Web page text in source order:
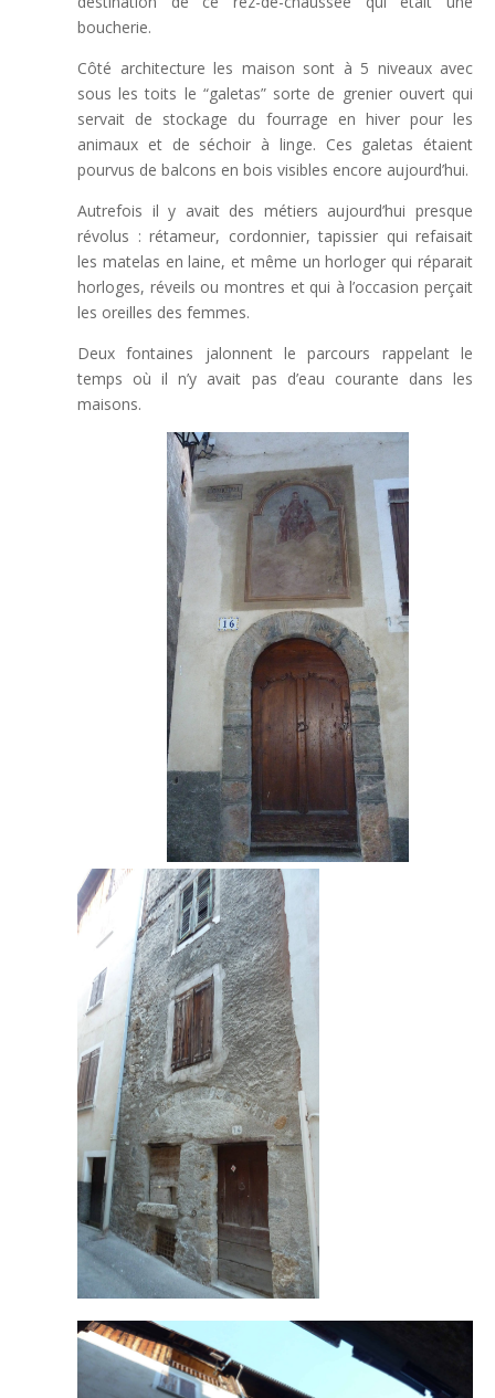
boucherie.
Côté architecture les maison sont à 5 niveaux avec
sous les toits le “galetas” sorte de grenier ouvert qui
servait de stockage du fourrage en hiver pour les
animaux et de séchoir à linge. Ces galetas étaient
pourvus de balcons en bois visibles encore aujourd’hui.
Autrefois il y avait des métiers aujourd’hui presque
révolus : rétameur, cordonnier, tapissier qui refaisait
les matelas en laine, et même un horloger qui réparait
horloges, réveils ou montres et qui à l’occasion perçait
les oreilles des femmes.
Deux fontaines jalonnent le parcours rappelant le
temps où il n’y avait pas d’eau courante dans les
maisons.